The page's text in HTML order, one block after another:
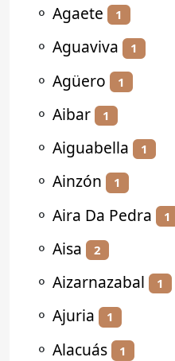
⚬ Agaete 1
⚬ Aguaviva 1
⚬ Agüero 1
⚬ Aibar 1
⚬ Aiguabella 1
⚬ Ainzón 1
⚬ Aira Da Pedra 1
⚬ Aisa 2
⚬ Aizarnazabal 1
⚬ Ajuria 1
⚬ Alacuás 1